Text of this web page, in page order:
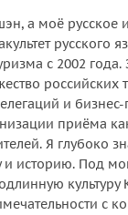
а моё русское
русского
с 2002 года.
российских
и
приёма
Я глубоко
и историю. Под
культуру
с